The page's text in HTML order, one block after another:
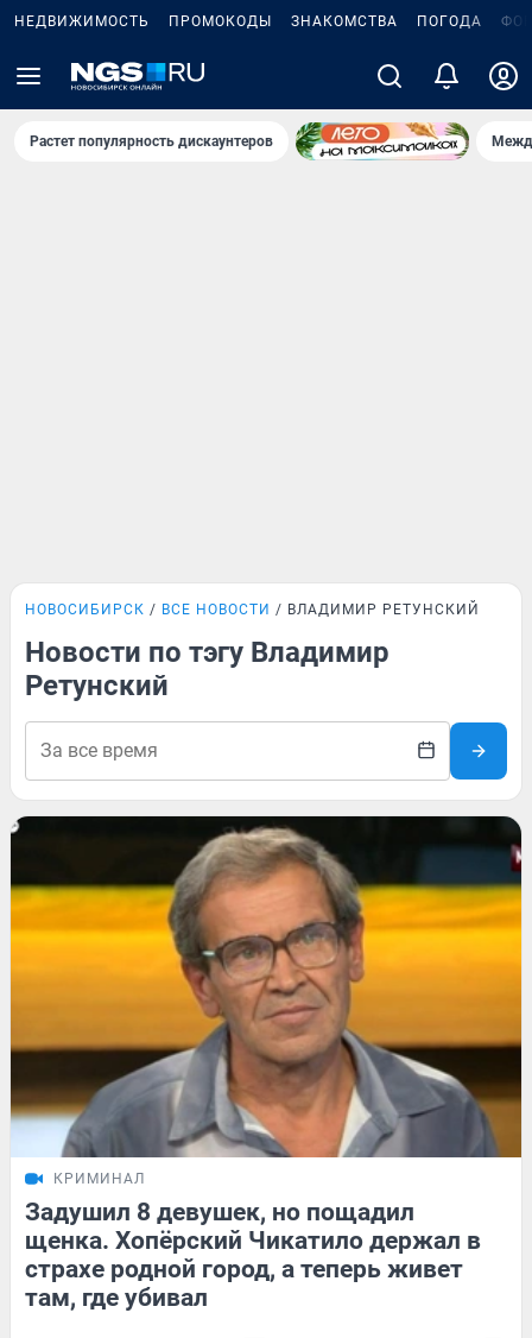
НЕДВИЖИМОСТЬ ПРОМОКОДЫ ЗНАКОМСТВА ПОГОДА
Растет популярность дискаунтеров
НОВОСИБИРСК ВСЕ НОВОСТИ ВЛАДИМИР РЕТУНСКИЙ
Новости по тэгу Владимир
Ретунский
КРИМИНАЛ
Задушил 8 девушек, но пощадил
щенка. Хопёрский Чикатило держал в
страхе родной город, а теперь живет
там, где убивал